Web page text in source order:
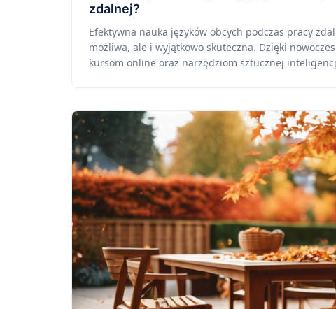
zdalnej?
Efektywna nauka języków obcych podczas pracy
możliwa, ale i wyjątkowo skuteczna. Dzięki
kursom online oraz narzędziom sztucznej